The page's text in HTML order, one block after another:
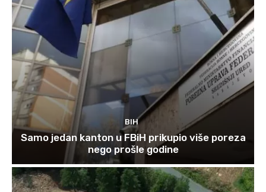
BIH
Samo jedan kanton u FBiH prikupio više poreza
nego prošle godine